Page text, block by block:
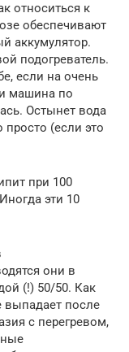
относиться к
обеспечивают
аккумулятор.
подогреватель.
если на очень
машина по
Остынет вода
(если это
при 100
эти 10
они в
(!) 50/50. Как
выпадает после
с перегревом,